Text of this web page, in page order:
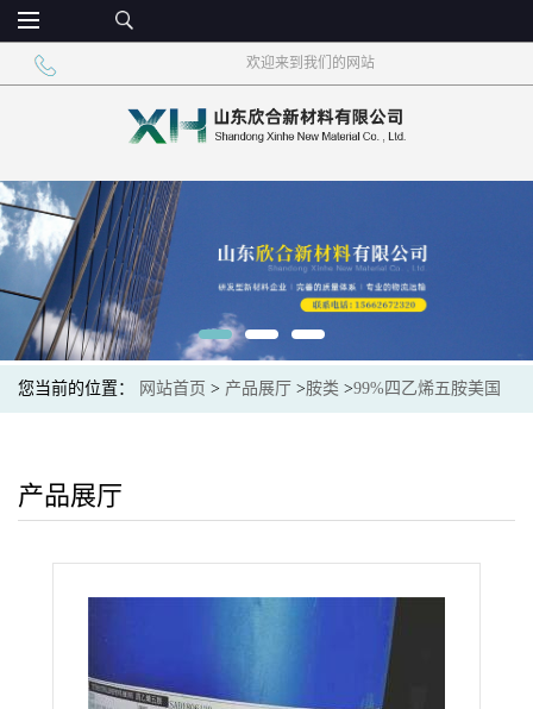
欢迎来到我们的网站
您当前的位置： 网站首页 > 产品展厅 >胺类 >99%四乙烯五胺美国
产品展厅